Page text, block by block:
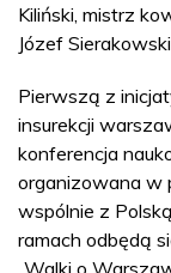
Kiliński, mistrz
Józef
Pierwszą z
insurekcji
konferencja
organizowana w
wspólnie z
ramach odbędą